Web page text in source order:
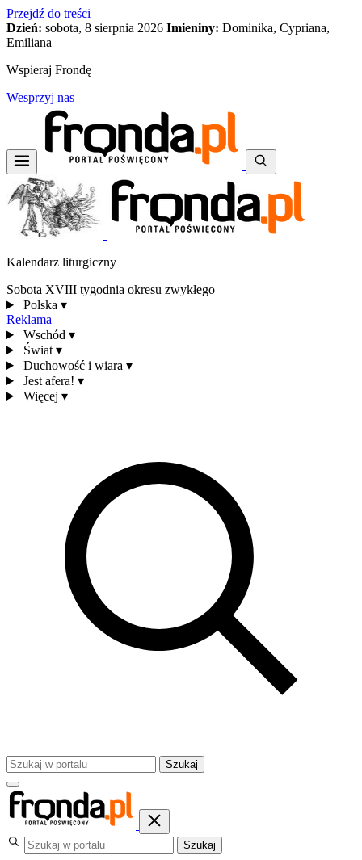
Przejdź do treści
Dzień: sobota, 8 sierpnia 2026 Imieniny: Dominika, Cypriana,
Emiliana
Wspieraj Frondę
Wesprzyj nas
Kalendarz liturgiczny
Sobota XVIII tygodnia okresu zwykłego
Polska ▾
Reklama
Wschód ▾
Świat ▾
Duchowość i wiara ▾
Jest afera! ▾
Więcej ▾
Szukaj
Szukaj